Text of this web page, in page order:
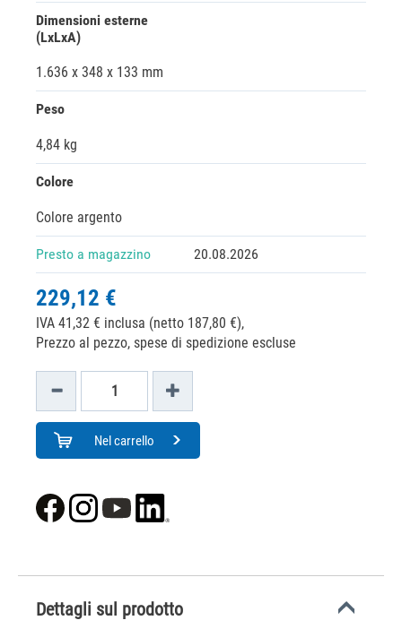
Dimensioni esterne
(LxLxA)
1.636 x 348 x 133 mm
Peso
4,84 kg
Colore
Colore argento
Presto a magazzino 20.08.2026
229,12 €
IVA 41,32 € inclusa (netto 187,80 €),
Prezzo al pezzo, spese di spedizione escluse
Nel carrello
Dettagli sul prodotto